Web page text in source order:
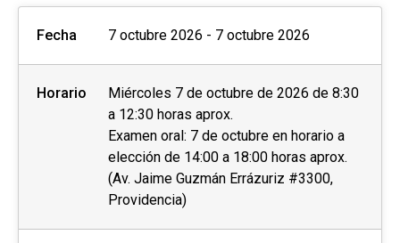
Fecha 7 octubre 2026 - 7 octubre 2026
Horario
Miércoles 7 de octubre de 2026 de 8:30
a 12:30 horas aprox.
Examen oral: 7 de octubre en horario a
elección de 14:00 a 18:00 horas aprox.
(Av. Jaime Guzmán Errázuriz #3300,
Providencia)